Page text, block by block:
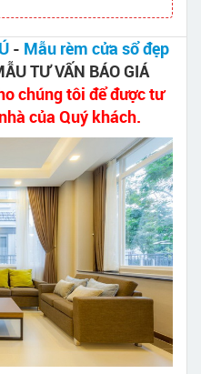
- Mẫu rèm cửa sổ đẹp
TƯ VẤN BÁO GIÁ
chúng tôi để được tư
của Quý khách.